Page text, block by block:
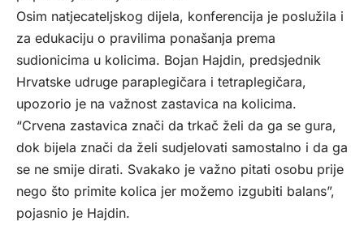
Osim natjecateljskog dijela, konferencija je poslužila i
za edukaciju o pravilima ponašanja prema
sudionicima u kolicima. Bojan Hajdin, predsjednik
Hrvatske udruge paraplegičara i tetraplegičara,
upozorio je na važnost zastavica na kolicima.
“Crvena zastavica znači da trkač želi da ga se gura,
dok bijela znači da želi sudjelovati samostalno i da ga
se ne smije dirati. Svakako je važno pitati osobu prije
nego što primite kolica jer možemo izgubiti balans”,
pojasnio je Hajdin.